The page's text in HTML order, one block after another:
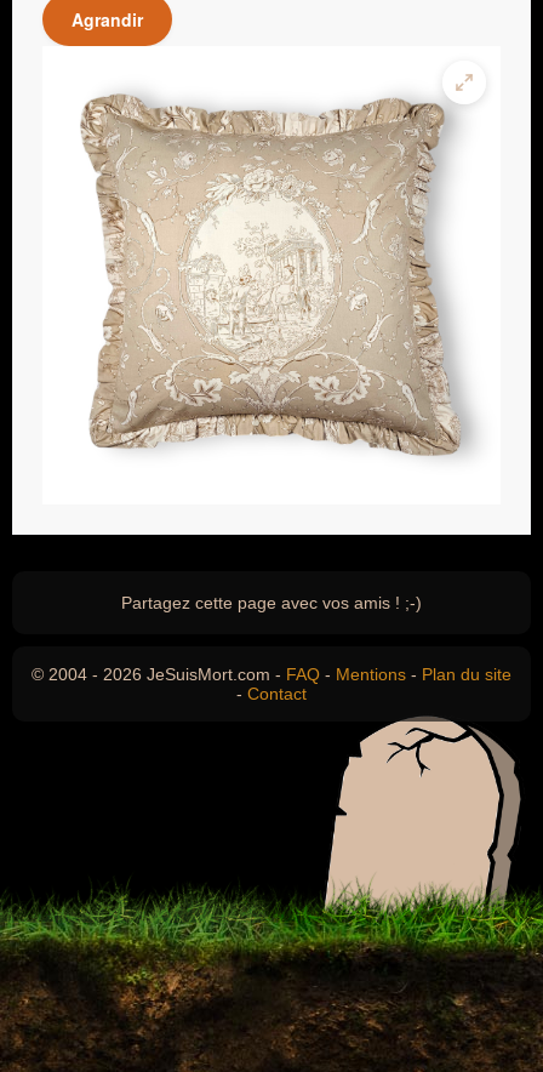
Agrandir
Partagez cette page avec vos amis ! ;-)
© 2004 - 2026 JeSuisMort.com - FAQ - Mentions - Plan du site
- Contact